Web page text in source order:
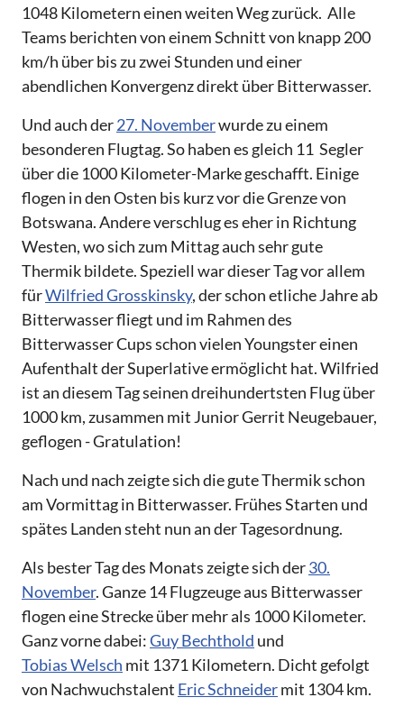
1048 Kilometern einen weiten Weg zurück. Alle
Teams berichten von einem Schnitt von knapp 200
km/h über bis zu zwei Stunden und einer
abendlichen Konvergenz direkt über Bitterwasser.
Und auch der27. Novemberwurde zu einem
besonderen Flugtag. So haben es gleich 11 Segler
über die 1000 Kilometer-Marke geschafft. Einige
flogen in den Osten bis kurz vor die Grenze von
Botswana. Andere verschlug es eher in Richtung
Westen, wo sich zum Mittag auch sehr gute
Thermik bildete. Speziell war dieser Tag vor allem
fürWilfried Grosskinsky, der schon etliche Jahre ab
Bitterwasser fliegt und im Rahmen des
Bitterwasser Cups schon vielen Youngster einen
Aufenthalt der Superlative ermöglicht hat. Wilfried
ist an diesem Tag seinen dreihundertsten Flug über
1000 km, zusammen mit Junior Gerrit Neugebauer,
geflogen - Gratulation!
Nach und nach zeigte sich die gute Thermik schon
am Vormittag in Bitterwasser. Frühes Starten und
spätes Landen steht nun an der Tagesordnung.
Als bester Tag des Monats zeigte sich der30.
November. Ganze 14 Flugzeuge aus Bitterwasser
flogen eine Strecke über mehr als 1000 Kilometer.
Ganz vorne dabei:Guy Bechthold und
Tobias Welsch mit 1371 Kilometern. Dicht gefolgt
von Nachwuchstalent Eric Schneidermit 1304 km.